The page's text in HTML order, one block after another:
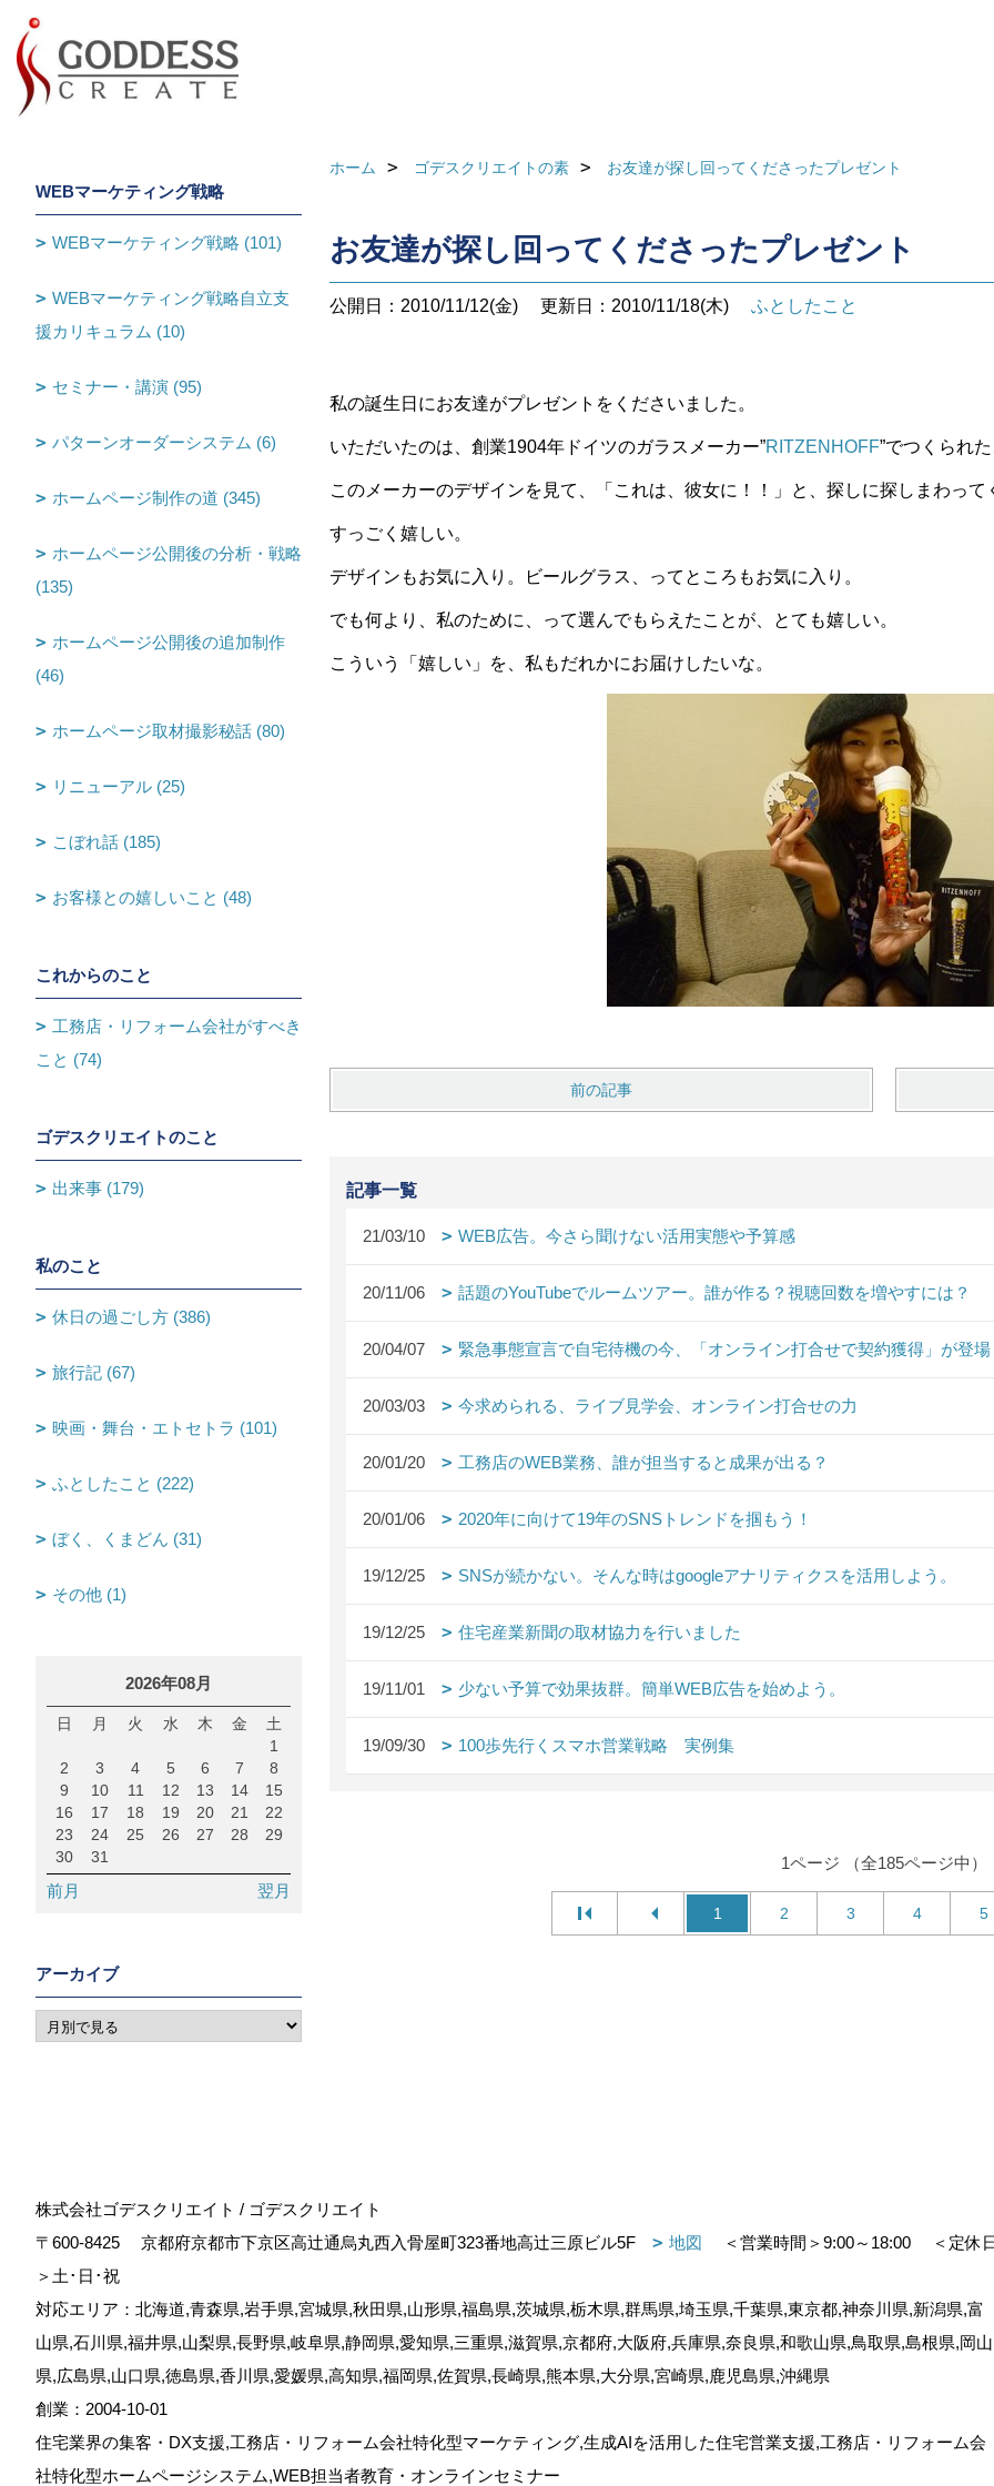
ホーム ゴデスクリエイトの素 お友達が探し回ってくださったプレゼント
お友達が探し回ってくださったプレゼント
公開日：2010/11/12(金) 更新日：2010/11/18(木) ふとしたこと
私の誕生日にお友達がプレゼントをくださいました。
いただいたのは、創業1904年ドイツのガラスメーカー”RITZENHOFF”でつくられ
このメーカーのデザインを見て、「これは、彼女に！！」と、探しに探しまわっ
すっごく嬉しい。
デザインもお気に入り。ビールグラス、ってところもお気に入り。
でも何より、私のために、って選んでもらえたことが、とても嬉しい。
こういう「嬉しい」を、私もだれかにお届けしたいな。
前の記事
記事一覧
21/03/10 WEB広告。今さら聞けない活用実態や予算感
20/11/06 話題のYouTubeでルームツアー。誰が作る？視聴回数を増やすには？
20/04/07 緊急事態宣言で自宅待機の今、「オンライン打合せで契約獲得」が登
20/03/03 今求められる、ライブ見学会、オンライン打合せの力
20/01/20 工務店のWEB業務、誰が担当すると成果が出る？
20/01/06 2020年に向けて19年のSNSトレンドを掴もう！
19/12/25 SNSが続かない。そんな時はgoogleアナリティクスを活用しよう。
19/12/25 住宅産業新聞の取材協力を行いました
19/11/01 少ない予算で効果抜群。簡単WEB広告を始めよう。
19/09/30 100歩先行くスマホ営業戦略 実例集
1ページ （全185ページ中）
1 2 3 4 5
WEBマーケティング戦略
WEBマーケティング戦略 (101)
WEBマーケティング戦略自立支
援カリキュラム (10)
セミナー・講演 (95)
パターンオーダーシステム (6)
ホームページ制作の道 (345)
ホームページ公開後の分析・戦略
(135)
ホームページ公開後の追加制作
(46)
ホームページ取材撮影秘話 (80)
リニューアル (25)
こぼれ話 (185)
お客様との嬉しいこと (48)
これからのこと
工務店・リフォーム会社がすべき
こと (74)
ゴデスクリエイトのこと
出来事 (179)
私のこと
休日の過ごし方 (386)
旅行記 (67)
映画・舞台・エトセトラ (101)
ふとしたこと (222)
ぼく、くまどん (31)
その他 (1)
2026年08月
日 月 火 水 木 金
土
1
2
3 4 5 6 7
8
9
10 11 12 13 14
15
16
17 18 19 20 21
22
23
24 25 26 27 28
29
30
31
前月 翌月
アーカイブ
株式会社ゴデスクリエイト / ゴデスクリエイト
〒600-8425
京都府京都市下京区高辻通烏丸西入骨屋町323番地高辻三原ビル5F 地図 ＜営業時間＞9:00～18:00
＜定休
＞土･日･祝
対応エリア：北海道,青森県,岩手県,宮城県,秋田県,山形県,福島県,茨城県,栃木県,群馬県,埼玉県,千葉県,東京都,神奈川県,新潟県,富
山県,石川県,福井県,山梨県,長野県,岐阜県,静岡県,愛知県,三重県,滋賀県,京都府,大阪府,兵庫県,奈良県,和歌山県,鳥取県,島根県,岡山
県,広島県,山口県,徳島県,香川県,愛媛県,高知県,福岡県,佐賀県,長崎県,熊本県,大分県,宮崎県,鹿児島県,沖縄県
創業：2004-10-01
住宅業界の集客・DX支援,工務店・リフォーム会社特化型マーケティング,生成AIを活用した住宅営業支援,工務店・リフォーム会
社特化型ホームページシステム,WEB担当者教育・オンラインセミナー